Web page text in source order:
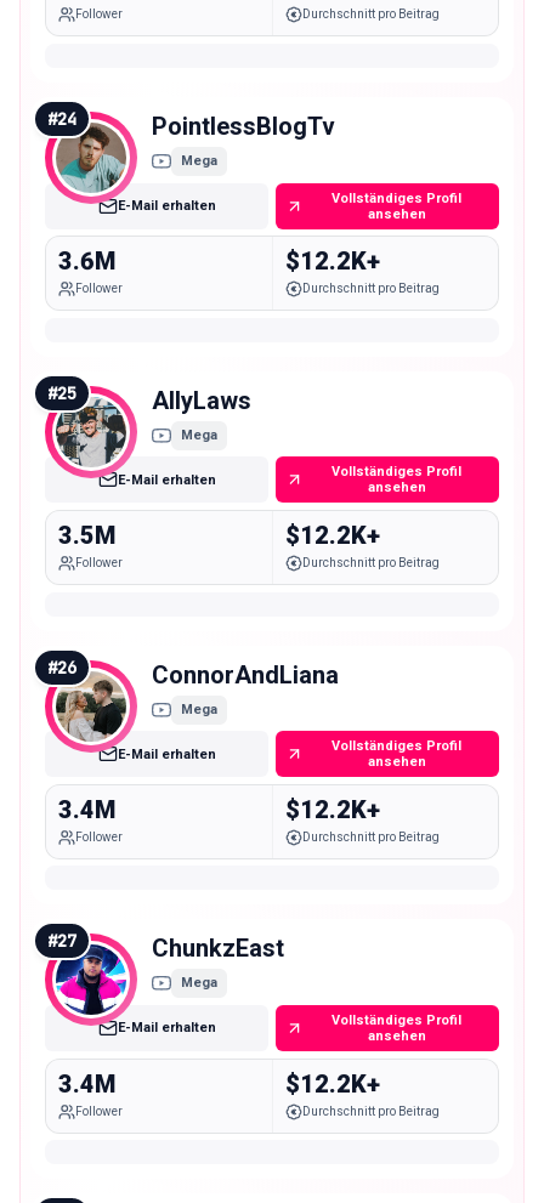
Follower Durchschnitt pro Beitrag
#24 PointlessBlogTv
Mega
E-Mail erhalten
Vollständiges Profil
ansehen
3.6M
Follower
$12.2K+
Durchschnitt pro Beitrag
#25 AllyLaws
Mega
E-Mail erhalten
Vollständiges Profil
ansehen
3.5M
Follower
$12.2K+
Durchschnitt pro Beitrag
#26 ConnorAndLiana
Mega
E-Mail erhalten
Vollständiges Profil
ansehen
3.4M
Follower
$12.2K+
Durchschnitt pro Beitrag
#27 ChunkzEast
Mega
E-Mail erhalten
Vollständiges Profil
ansehen
3.4M
Follower
$12.2K+
Durchschnitt pro Beitrag